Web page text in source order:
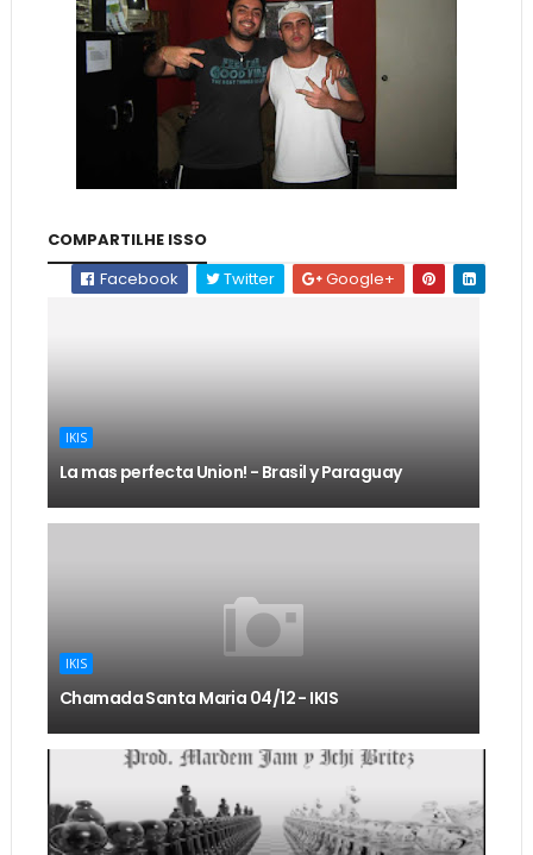
COMPARTILHE ISSO
Facebook
Twitter Google+
IKIS
La mas perfecta Union! - Brasil y Paraguay
IKIS
Chamada Santa Maria 04/12 - IKIS